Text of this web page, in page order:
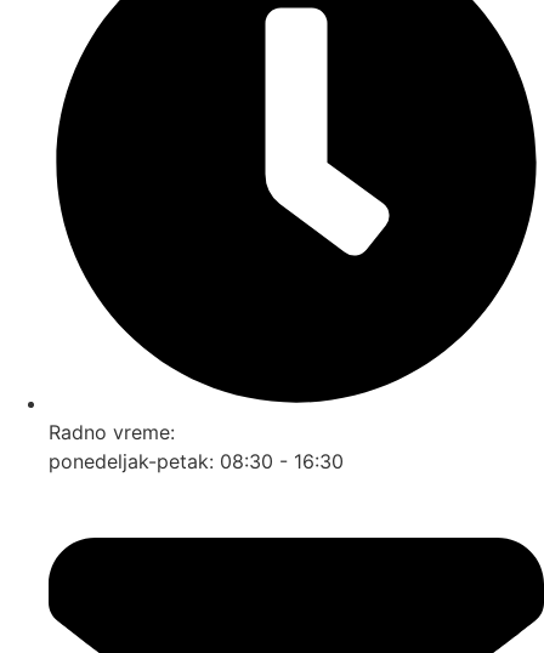
Radno vreme:
ponedeljak-petak: 08:30 - 16:30